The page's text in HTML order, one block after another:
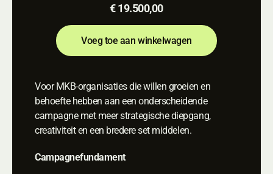
€ 19.500,00
Voeg toe aan winkelwagen
Voeg toe aan winkelwagen
Voor MKB-organisaties die willen groeien en
behoefte hebben aan een onderscheidende
campagne met meer strategische diepgang,
creativiteit en een bredere set middelen.
Campagnefundament